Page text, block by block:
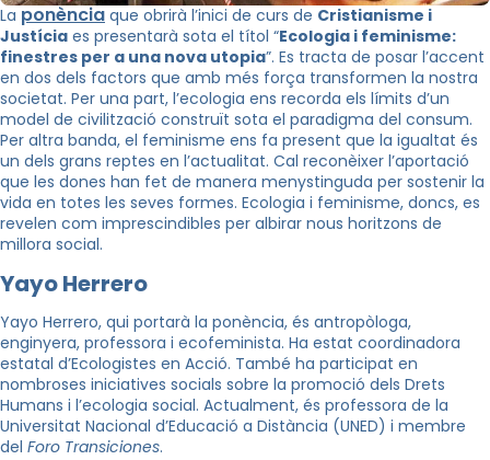
La ponència que obrirà l’inici de curs de Cristianisme i
Justícia es presentarà sota el títol “Ecologia i feminisme:
finestres per a una nova utopia”. Es tracta de posar l’accent
en dos dels factors que amb més força transformen la nostra
societat. Per una part, l’ecologia ens recorda els límits d’un
model de civilització construït sota el paradigma del consum.
Per altra banda, el feminisme ens fa present que la igualtat és
un dels grans reptes en l’actualitat. Cal reconèixer l’aportació
que les dones han fet de manera menystinguda per sostenir la
vida en totes les seves formes. Ecologia i feminisme, doncs, es
revelen com imprescindibles per albirar nous horitzons de
millora social.
Yayo Herrero
Yayo Herrero, qui portarà la ponència, és antropòloga,
enginyera, professora i ecofeminista. Ha estat coordinadora
estatal d’Ecologistes en Acció. També ha participat en
nombroses iniciatives socials sobre la promoció dels Drets
Humans i l’ecologia social. Actualment, és professora de la
Universitat Nacional d’Educació a Distància (UNED) i membre
del Foro Transiciones.